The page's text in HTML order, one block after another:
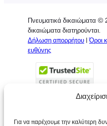
Για να παρέχουμε την καλύτερη
Spanish
Italian
Portuguese
French
Πνευματικά δικαιώματα
δικαιώματα διατηρούνται.
Δήλωση απορρήτου |Όροι
ευθύνης